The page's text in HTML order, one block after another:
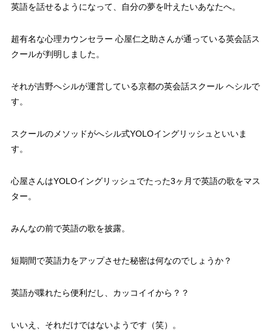
英語を話せるようになって、自分の夢を叶えたいあなたへ。
超有名な心理カウンセラー 心屋仁之助さんが通っている英会話ス
クールが判明しました。
それが吉野へシルが運営している京都の英会話スクール ヘシルで
す。
スクールのメソッドがへシル式YOLOイングリッシュ といいま
す。
心屋さんはYOLOイングリッシュでたった3ヶ月で英語の歌をマス
ター。
みんなの前で英語の歌を披露。
短期間で英語力をアップさせた秘密は何なのでしょうか？
英語が喋れたら便利だし、カッコイイから？？
いいえ、それだけではないようです（笑）。